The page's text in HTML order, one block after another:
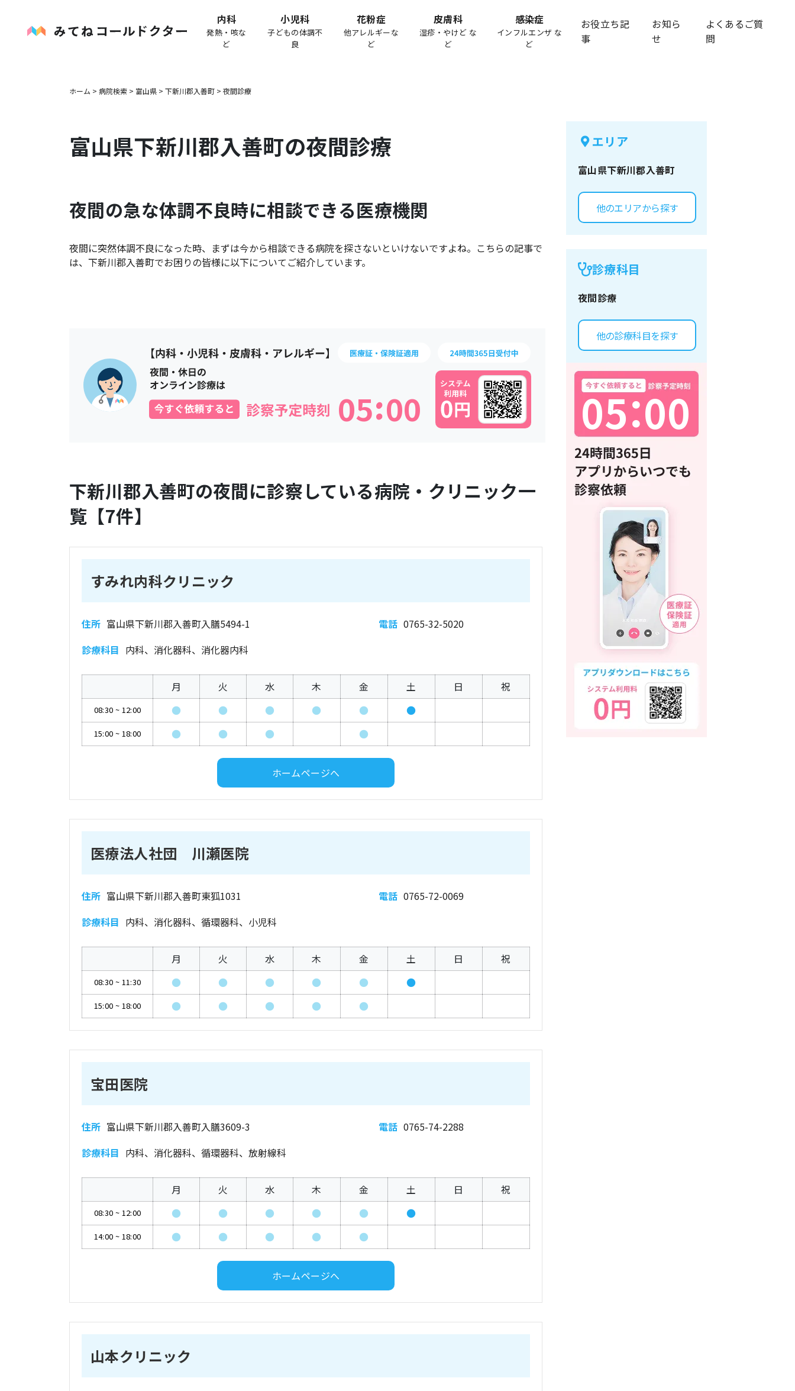
内科
発熱・咳な
ど
小児科
子どもの体調不
良
花粉症
他アレルギーな
ど
皮膚科
湿疹・やけど な
ど
感染症
インフルエンザ な
ど
お役立ち記
事
お知ら
せ
よくあるご質
問
ホーム > 病院検索 > 富山県 > 下新川郡入善町 > 夜間診療
富山県下新川郡入善町の夜間診療
夜間の急な体調不良時に相談できる医療機関
夜間に突然体調不良になった時、まずは今から相談できる病院を探さないといけないですよね。こちらの記事で
は、 下新川郡入善町でお困りの皆様に以下についてご紹介しています。
05 00
:
下新川郡入善町の夜間に診察している病院・クリニック一
覧【7件】
すみれ内科クリニック
住所 富山県下新川郡入善町入膳5494-1 電話 0765-32-5020
診療科目 内科、消化器科、消化器内科
月 火 水 木 金 土 日 祝
08:30 ~ 12:00 ● ● ● ● ● ●
15:00 ~ 18:00 ● ● ● ●
ホームページへ
医療法人社団 川瀬医院
住所 富山県下新川郡入善町東狐1031 電話 0765-72-0069
診療科目 内科、消化器科、循環器科、小児科
月 火 水 木 金 土 日 祝
08:30 ~ 11:30 ● ● ● ● ● ●
15:00 ~ 18:00 ● ● ● ● ●
宝田医院
住所 富山県下新川郡入善町入膳3609-3 電話 0765-74-2288
診療科目 内科、消化器科、循環器科、放射線科
月 火 水 木 金 土 日 祝
08:30 ~ 12:00 ● ● ● ● ● ●
14:00 ~ 18:00 ● ● ● ● ●
ホームページへ
山本クリニック
エリア
富山県下新川郡入善町
他のエリアから探す
診療科目
夜間診療
他の診療科目を探す
05：
00